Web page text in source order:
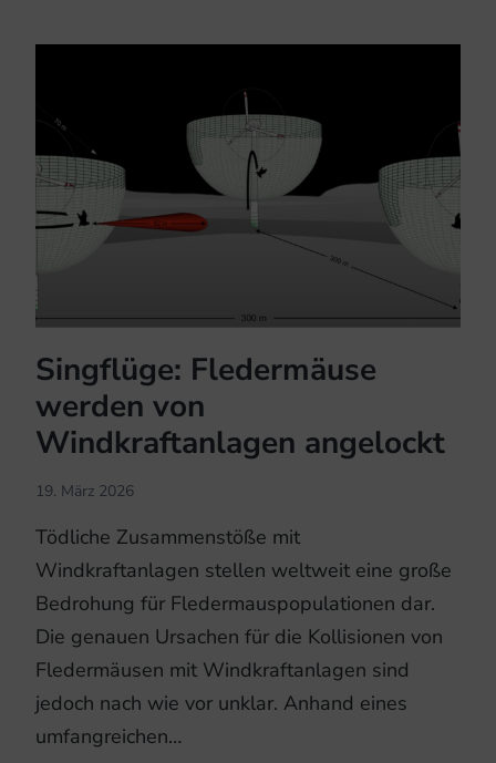
Windparks
Singflüge: Fledermäuse
werden von
Windkraftanlagen angelockt
19. März 2026
Tödliche Zusammenstöße mit
Windkraftanlagen stellen weltweit eine große
Bedrohung für Fledermauspopulationen dar.
Die genauen Ursachen für die Kollisionen von
Fledermäusen mit Windkraftanlagen sind
jedoch nach wie vor unklar. Anhand eines
umfangreichen…